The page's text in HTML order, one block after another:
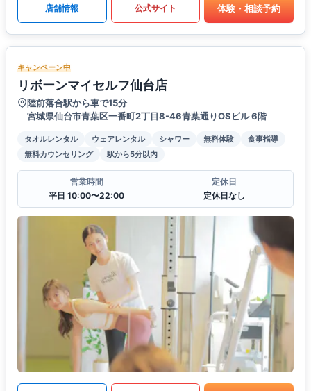
店舗情報 公式サイト 体験・相談予約
キャンペーン中
リボーンマイセルフ仙台店
陸前落合駅から車で15分
宮城県仙台市青葉区一番町2丁目8-46青葉通りOSビル 6階
タオルレンタル ウェアレンタル シャワー 無料体験
食事指導
無料カウンセリング
駅から5分以内
営業時間
平日 10:00〜22:00
定休日
定休日なし